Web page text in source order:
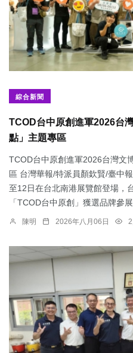
綜合新聞
TCOD台中原創進軍2026台
點」主題專區
TCOD台中原創進軍2026台灣文
區 台灣華報/特派員顏欽賢/臺中
至12日在台北南港展覽館登場，
「TCOD台中原創」獲選品牌參展
陳明 2026年八月06日